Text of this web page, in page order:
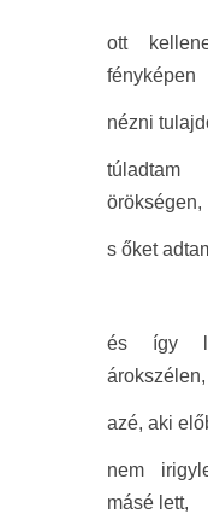
ott
fényképen
nézni
örökségen,
s őket
és így
árokszélen,
azé, aki
nem
másé lett,